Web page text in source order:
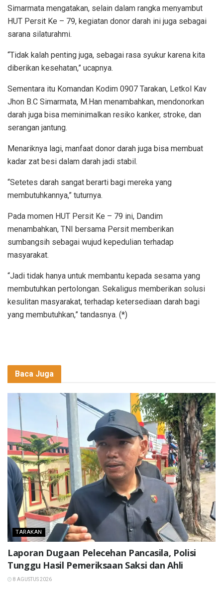
Simarmata mengatakan, selain dalam rangka menyambut
HUT Persit Ke – 79, kegiatan donor darah ini juga sebagai
sarana silaturahmi.
“Tidak kalah penting juga, sebagai rasa syukur karena kita
diberikan kesehatan,” ucapnya.
Sementara itu Komandan Kodim 0907 Tarakan, Letkol Kav
Jhon B.C Simarmata, M.Han menambahkan, mendonorkan
darah juga bisa meminimalkan resiko kanker, stroke, dan
serangan jantung.
Menariknya lagi, manfaat donor darah juga bisa membuat
kadar zat besi dalam darah jadi stabil.
“Setetes darah sangat berarti bagi mereka yang
membutuhkannya,” tuturnya.
Pada momen HUT Persit Ke – 79 ini, Dandim
menambahkan, TNI bersama Persit memberikan
sumbangsih sebagai wujud kepedulian terhadap
masyarakat.
“Jadi tidak hanya untuk membantu kepada sesama yang
membutuhkan pertolongan. Sekaligus memberikan solusi
kesulitan masyarakat, terhadap ketersediaan darah bagi
yang membutuhkan,” tandasnya. (*)
Baca Juga
TARAKAN
Laporan Dugaan Pelecehan Pancasila, Polisi
Tunggu Hasil Pemeriksaan Saksi dan Ahli
8 AGUSTUS 2026